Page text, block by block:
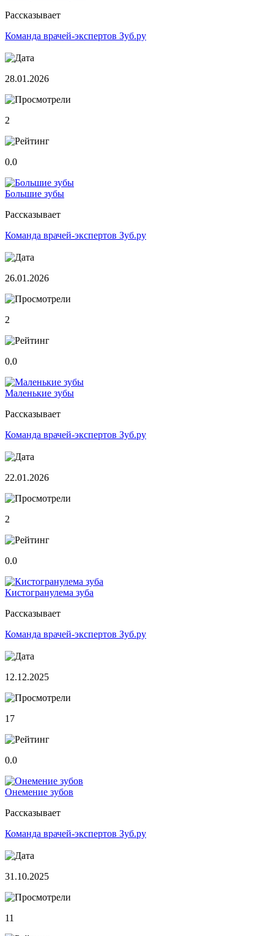
Рассказывает
Команда врачей-экспертов Зуб.ру
28.01.2026
2
0.0
Большие зубы
Рассказывает
Команда врачей-экспертов Зуб.ру
26.01.2026
2
0.0
Маленькие зубы
Рассказывает
Команда врачей-экспертов Зуб.ру
22.01.2026
2
0.0
Кистогранулема зуба
Рассказывает
Команда врачей-экспертов Зуб.ру
12.12.2025
17
0.0
Онемение зубов
Рассказывает
Команда врачей-экспертов Зуб.ру
31.10.2025
11